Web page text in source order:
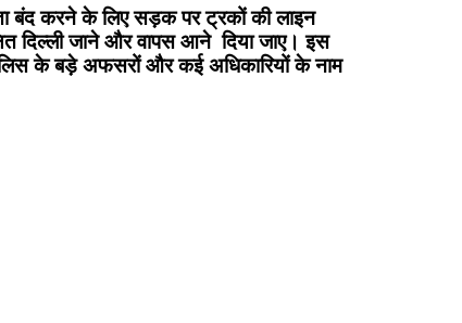
बंद करने के लिए सड़क पर ट्रकों की लाइन
दिल्ली जाने और वापस आने दिया जाए। इस
के बड़े अफसरों और कई अधिकारियों के नाम